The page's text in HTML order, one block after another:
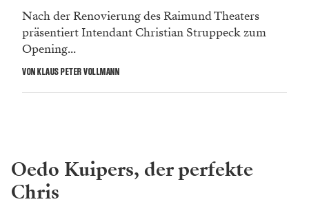
Nach der Renovierung des Raimund Theaters
präsentiert Intendant Christian Struppeck zum
Opening...
VON KLAUS PETER VOLLMANN
Oedo Kuipers, der perfekte
Chris